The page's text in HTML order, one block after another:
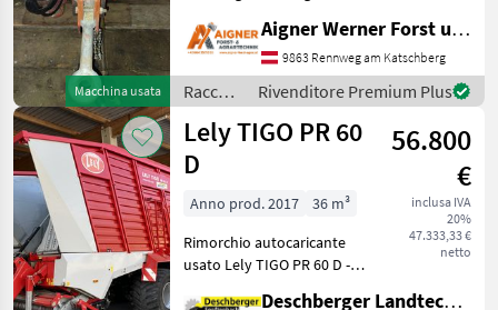
Settore
agricolo
Raccolta
Mangimi
Autocaricanti
SCEGLI
CATEGORIA
Pöttinger
Krone
42
Macchina usata
welche über die
Wegzapfwelle angetrieben
wird. Er ist mit einem
eigenen Hydr.-Stg.-Block
ausgest
Aigner Werner Forst und Agrartechnik
9863 Rennweg am Katschberg
Raccolta
mangimi
/
Pöttinger
Rivenditore Premium Plus
Lely TIGO PR 60
D
56.800
€
inclusa IVA
20%
47.333,33 €
netto
Anno prod. 2017
36 m³
Rimorchio autocaricante
usato Lely TIGO PR 60 D -
Deschberger Landtechnik GmbH